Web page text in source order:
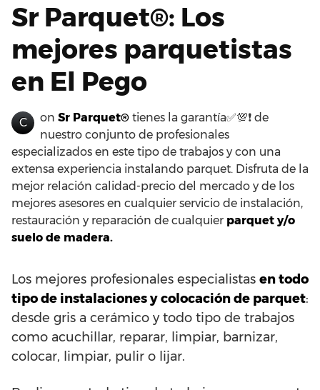
Sr Parquet®: Los
mejores parquetistas
en El Pego
C on Sr Parquet® tienes la garantía✅💯❗ de
nuestro conjunto de profesionales
especializados en este tipo de trabajos y con una
extensa experiencia instalando parquet. Disfruta de la
mejor relación calidad-precio del mercado y de los
mejores asesores en cualquier servicio de instalación,
restauración y reparación de cualquier parquet y/o
suelo de madera.
Los mejores profesionales especialistas en todo
tipo de instalaciones y colocación de parquet:
desde gris a cerámico y todo tipo de trabajos
como acuchillar, reparar, limpiar, barnizar,
colocar, limpiar, pulir o lijar.